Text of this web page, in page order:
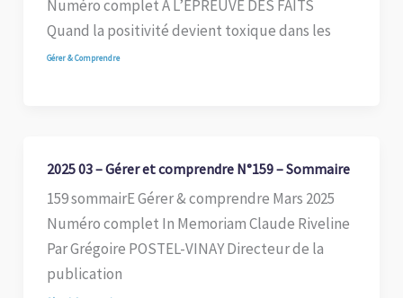
Numéro complet À L’ÉPREUVE DES FAITS
Quand la positivité devient toxique dans les
Gérer & Comprendre
2025 03 – Gérer et comprendre N°159 – Sommaire
159 sommairE Gérer & comprendre Mars 2025
Numéro complet In Memoriam Claude Riveline
Par Grégoire POSTEL-VINAY Directeur de la
publication